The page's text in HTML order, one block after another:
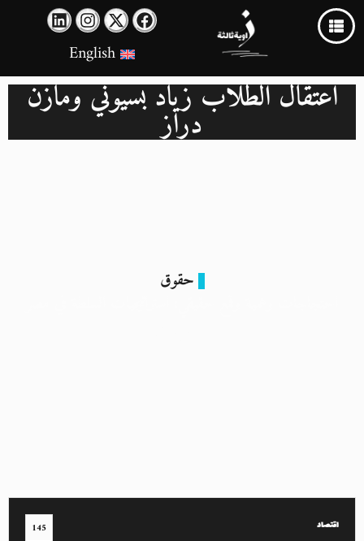
English
اعتقال الطلاب زياد بسيوني ومازن
دراز
حقوق
اقتصاد 145